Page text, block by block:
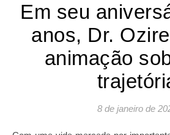
Em seu
anos, Dr.
animação
8 de janeiro de